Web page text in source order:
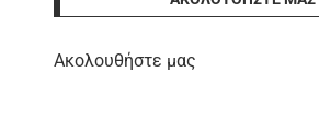
Ακολουθήστε μας